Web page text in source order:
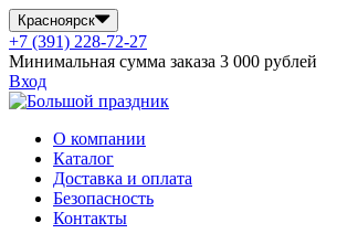
Красноярск
+7 (391) 228-72-27
Минимальная сумма заказа 3 000 рублей
Вход
О компании
Каталог
Доставка и оплата
Безопасность
Контакты